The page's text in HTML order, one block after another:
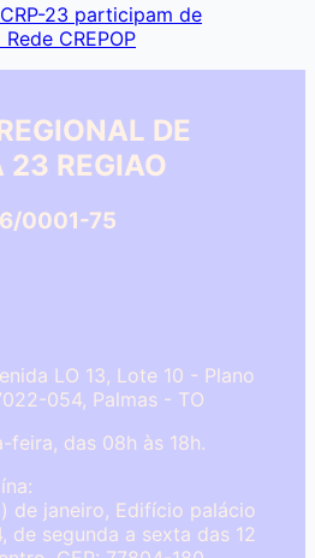
23 participam de
CREPOP
DE
23 REGIAO
0001-75
LO 13, Lote 10 - Plano
054, Palmas - TO
feira, das 08h às 18h.
de janeiro, Edifício palácio
de segunda a sexta das 12